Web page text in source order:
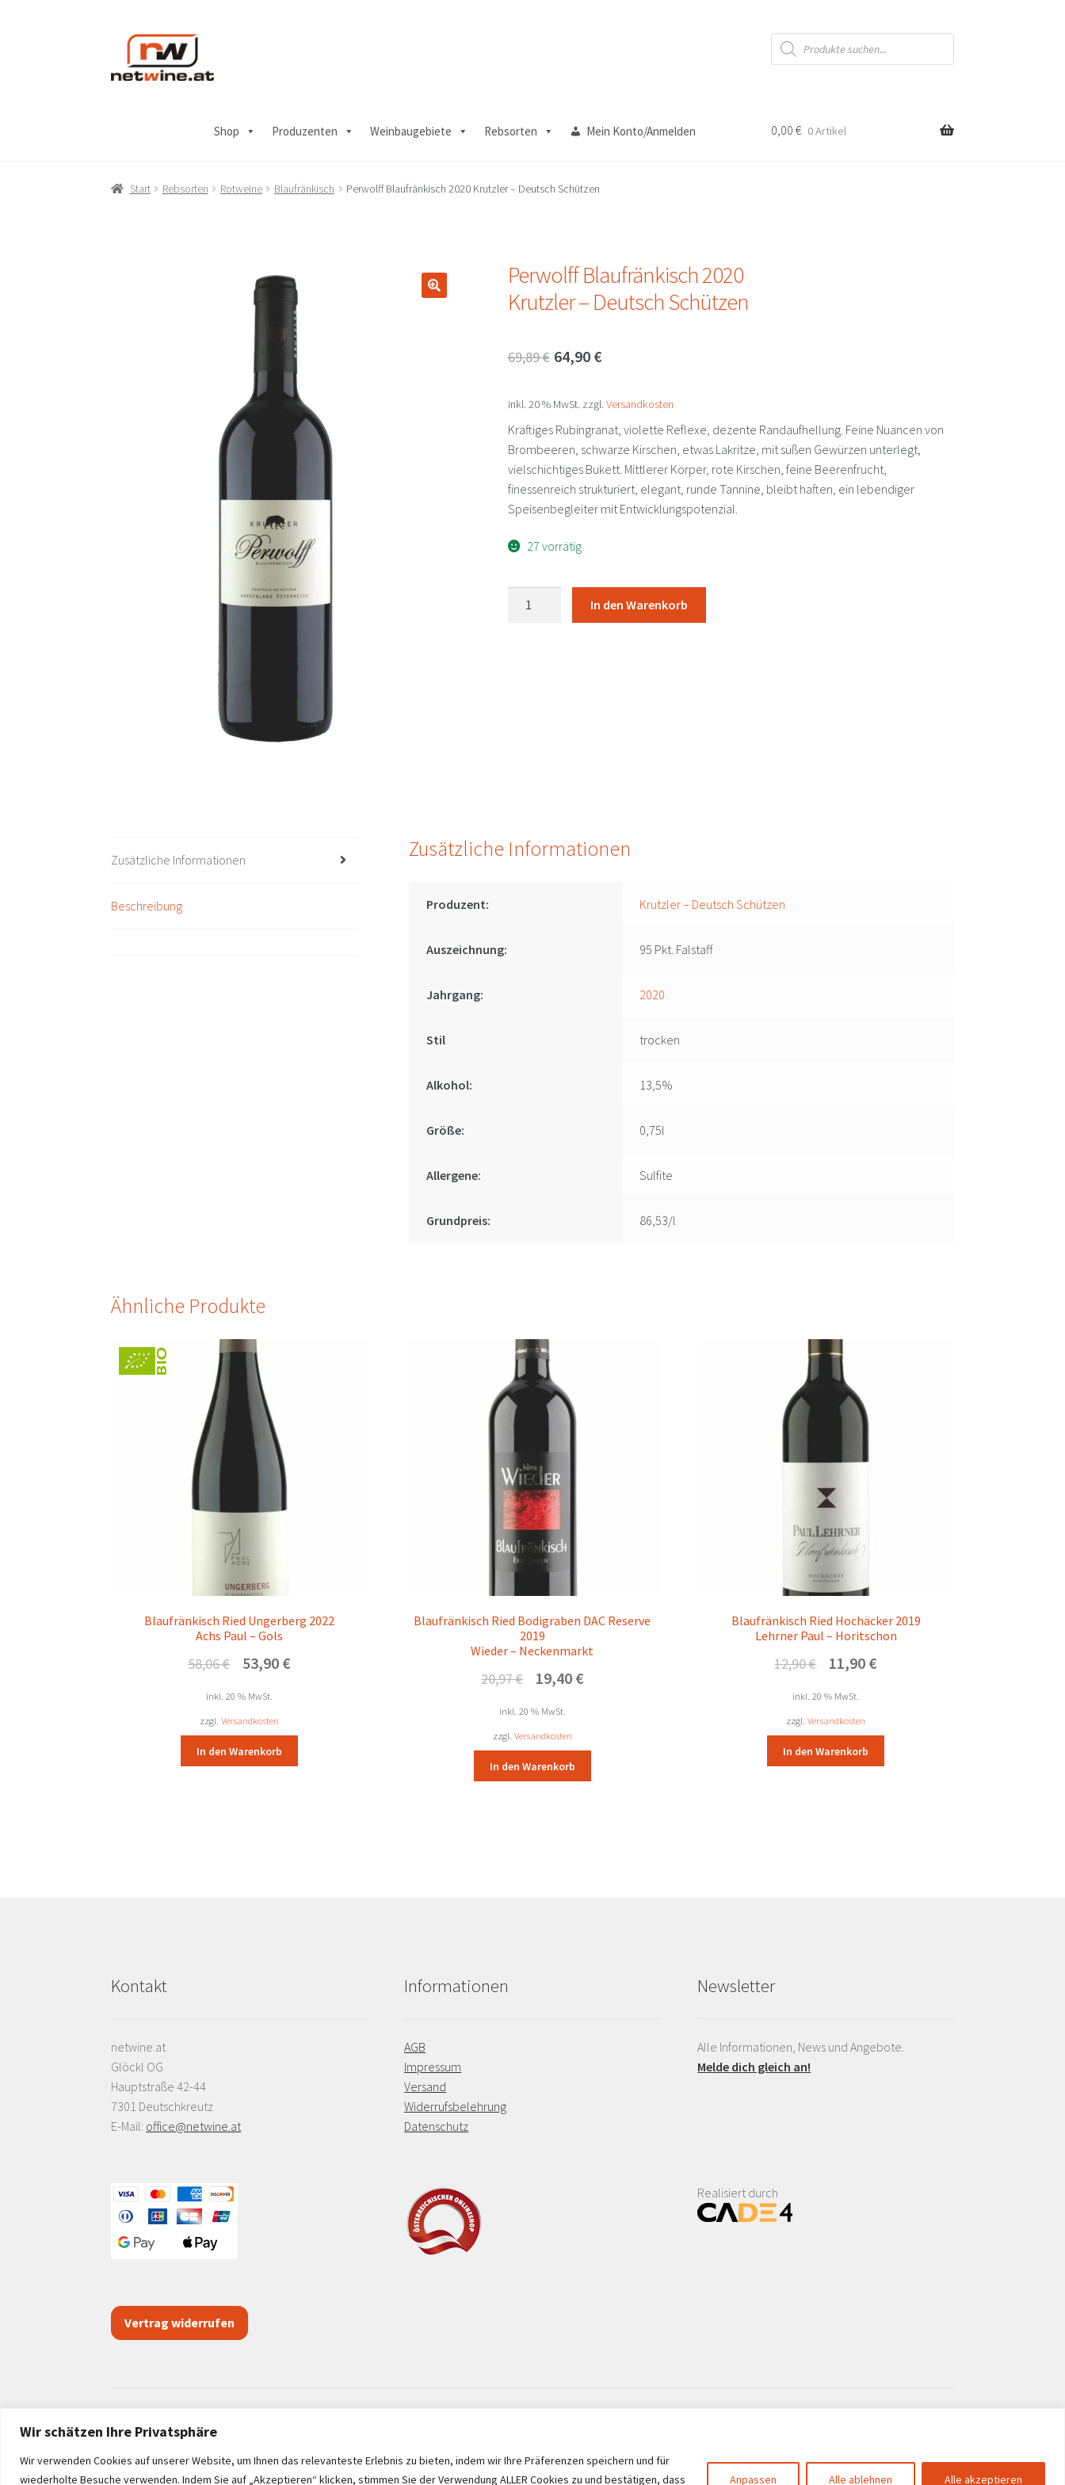
Wir schätzen Ihre Privatsphäre
Wir verwenden Cookies auf unserer Website, um Ihnen das relevanteste Erlebnis zu bieten, indem wir Ihre Präferenzen speichern und für
wiederholte Besuche verwenden. Indem Sie auf „Akzeptieren“ klicken, stimmen Sie der Verwendung ALLER Cookies zu und bestätigen, dass
Anpassen Alle ablehnen Alle akzeptieren
Zur
Navigation
springen
Zum
Inhalt
springen
Products
search
Shop Produzenten Weinbaugebiete Rebsorten Mein Konto/Anmelden 0,00 € 0 Artikel
Start Rebsorten Rotweine Blaufränkisch Perwolff Blaufränkisch 2020 Krutzler – Deutsch Schützen
Perwolff Blaufränkisch 2020
Krutzler – Deutsch Schützen
69,89€ Ursprünglicher
war:
69,89 €
64,90 €Aktueller
ist:
64,90 €.
inkl. 20 % MwSt. zzgl. Versandkosten
Kräftiges Rubingranat, violette Reflexe, dezente Randaufhellung. Feine Nuancen von
Brombeeren, schwarze Kirschen, etwas Lakritze, mit süßen Gewürzen unterlegt,
vielschichtiges Bukett. Mittlerer Körper, rote Kirschen, feine Beerenfrucht,
finessenreich strukturiert, elegant, runde Tannine, bleibt haften, ein lebendiger
Speisenbegleiter mit Entwicklungspotenzial.
27 vorrätig
In den Warenkorb
Zusätzliche Informationen
Beschreibung
Zusätzliche Informationen
Produzent: Krutzler – Deutsch Schützen
Auszeichnung: 95 Pkt. Falstaff
Jahrgang: 2020
Stil trocken
Alkohol: 13,5%
Größe: 0,75l
Allergene: Sulfite
Grundpreis: 86,53/l
Ähnliche Produkte
Blaufränkisch Ried Ungerberg 2022
Achs Paul – Gols
58,06€
Ursprünglicher
war:
53,90 €Aktueller
inkl. 20 % MwSt.
zzgl. Versandkosten
In den Warenkorb
Blaufränkisch Ried Bodigraben DAC Reserve
2019
Wieder – Neckenmarkt
20,97€
Ursprünglicher
war:
19,40 €Aktueller
inkl. 20 % MwSt.
zzgl. Versandkosten
In den Warenkorb
Blaufränkisch Ried Hochäcker 2019
Lehrner Paul – Horitschon
12,90€
Ursprünglicher
war:
11,90 €Aktueller
inkl. 20 % MwSt.
zzgl.Versandkosten
In den Warenkorb
Kontakt
netwine.at
Glöckl OG
Hauptstraße 42-44
7301 Deutschkreutz
E-Mail: office@netwine.at
Vertrag widerrufen
Informationen
AGB
Impressum
Versand
Widerrufsbelehrung
Datenschutz
Newsletter
Alle Informationen, News und Angebote.
Melde dich gleich an!
Realisiert durch
© netwine.at 2026